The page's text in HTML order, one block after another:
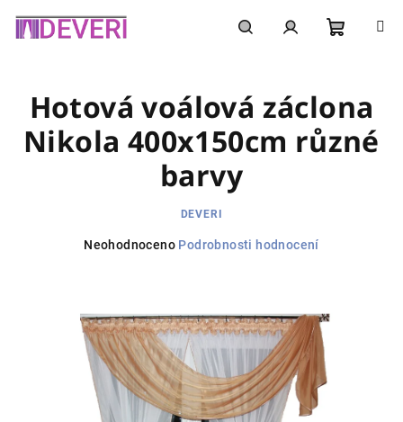
košík
Hotová voálová záclona
Nikola 400x150cm různé
barvy
DEVERI
Průměrné
0,0
z
5
hvězdiček.
Neohodnoceno Podrobnosti hodnocení